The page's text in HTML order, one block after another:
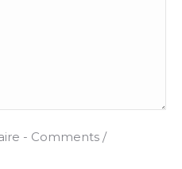
- Comments /